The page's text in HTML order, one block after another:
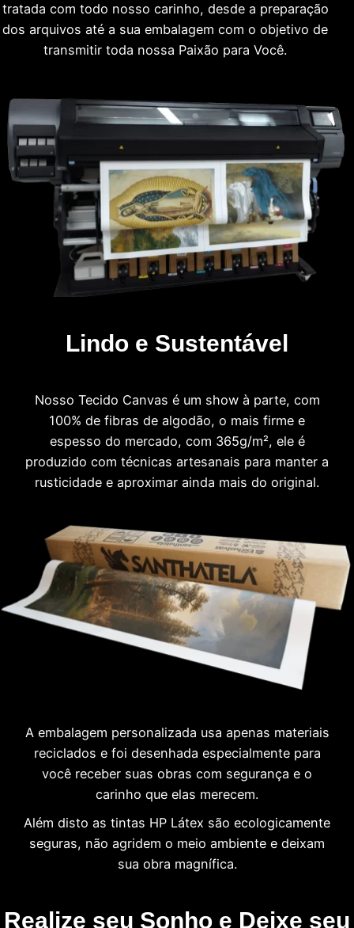
tratada com todo nosso carinho, desde a preparação
dos arquivos até a sua embalagem com o objetivo de
transmitir toda nossa Paixão para Você.
Lindo e Sustentável
Nosso Tecido Canvas é um show à parte, com
100% de fibras de algodão, o mais firme e
espesso do mercado, com 365g/m², ele é
produzido com técnicas artesanais para manter a
rusticidade e aproximar ainda mais do original.
A embalagem personalizada usa apenas materiais
reciclados e foi desenhada especialmente para
você receber suas obras com segurança e o
carinho que elas merecem.
Além disto as tintas HP Látex são ecologicamente
seguras, não agridem o meio ambiente e deixam
sua obra magnífica.
Realize seu Sonho e Deixe seu